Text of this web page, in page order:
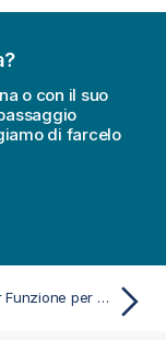
o con il suo
di farcelo
GetUserAttr Funzione per script e grafici